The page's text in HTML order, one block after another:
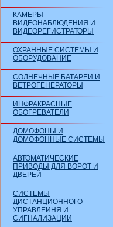
КАМЕРЫ
ВИДЕОНАБЛЮДЕНИЯ И
ВИДЕОРЕГИСТРАТОРЫ
ОХРАННЫЕ СИСТЕМЫ И
ОБОРУДОВАНИЕ
СОЛНЕЧНЫЕ БАТАРЕИ И
ВЕТРОГЕНЕРАТОРЫ
ИНФРАКРАСНЫЕ
ОБОГРЕВАТЕЛИ
ДОМОФОНЫ И
ДОМОФОННЫЕ СИСТЕМЫ
АВТОМАТИЧЕСКИЕ
ПРИВОДЫ ДЛЯ ВОРОТ И
ДВЕРЕЙ
СИСТЕМЫ
ДИСТАНЦИОННОГО
УПРАВЛЕИНЯ И
СИГНАЛИЗАЦИИ